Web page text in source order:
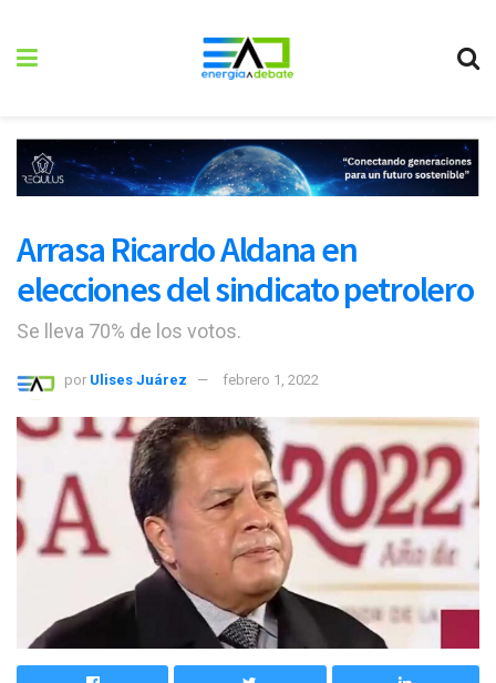
Arrasa Ricardo Aldana en
elecciones del sindicato petrolero
Se lleva 70% de los votos.
por Ulises Juárez febrero 1, 2022